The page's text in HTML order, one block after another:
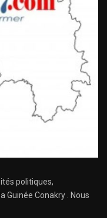
politiques,
Guinée Conakry . Nous